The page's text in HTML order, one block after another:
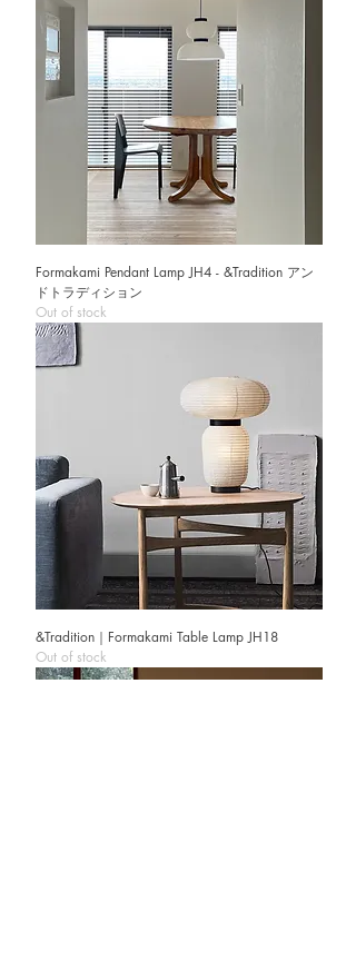
Formakami Pendant Lamp JH4 - &Tradition アン
ドトラディション
Out of stock
&Tradition｜Formakami Table Lamp JH18
Out of stock